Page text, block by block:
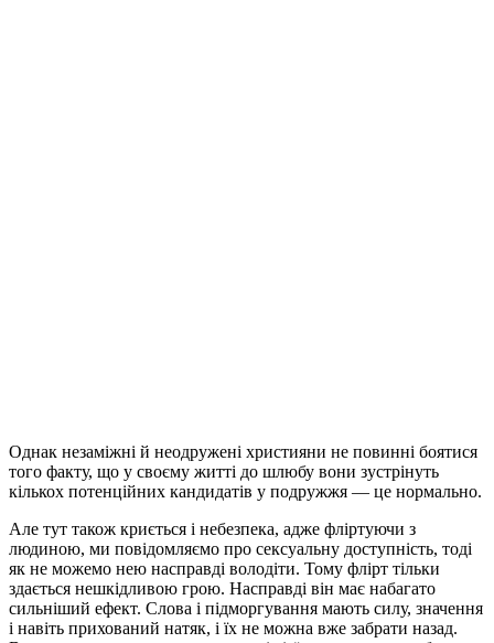
Однак незаміжні й неодружені християни не повинні боятися
того факту, що у своєму житті до шлюбу вони зустрінуть
кількох потенційних кандидатів у подружжя — це нормально.
Але тут також криється і небезпека, адже фліртуючи з
людиною, ми повідомляємо про сексуальну доступність, тоді
як не можемо нею насправді володіти. Тому флірт тільки
здається нешкідливою грою. Насправді він має набагато
сильніший ефект. Слова і підморгування мають силу, значення
і навіть прихований натяк, і їх не можна вже забрати назад.